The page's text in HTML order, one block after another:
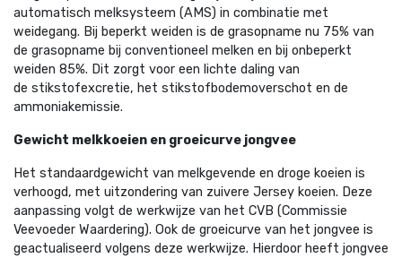
automatisch melksysteem (AMS) in combinatie met
weidegang. Bij beperkt weiden is de grasopname nu 75% van
de grasopname bij conventioneel melken en bij onbeperkt
weiden 85%. Dit zorgt voor een lichte daling van
de stikstofexcretie, het stikstofbodemoverschot en de
ammoniakemissie.
Gewicht melkkoeien en groeicurve jongvee
Het standaardgewicht van melkgevende en droge koeien is
verhoogd, met uitzondering van zuivere Jersey koeien. Deze
aanpassing volgt de werkwijze van het CVB (Commissie
Veevoeder Waardering). Ook de groeicurve van het jongvee is
geactualiseerd volgens deze werkwijze. Hierdoor heeft jongvee